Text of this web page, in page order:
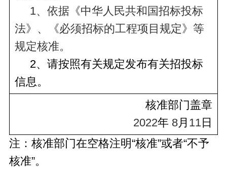
1、依据《中华人民共和国招标投标
法》、《必须招标的工程项目规定》等
规定核准。
2、请按照有关规定发布有关招投标
信息。
核准部门盖章
2022年 8月 11 日
注：核准部门在空格注明“核准”或者“不予
核准”。